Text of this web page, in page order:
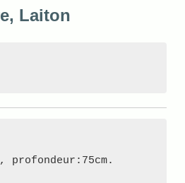
Laiton
profondeur:75cm.